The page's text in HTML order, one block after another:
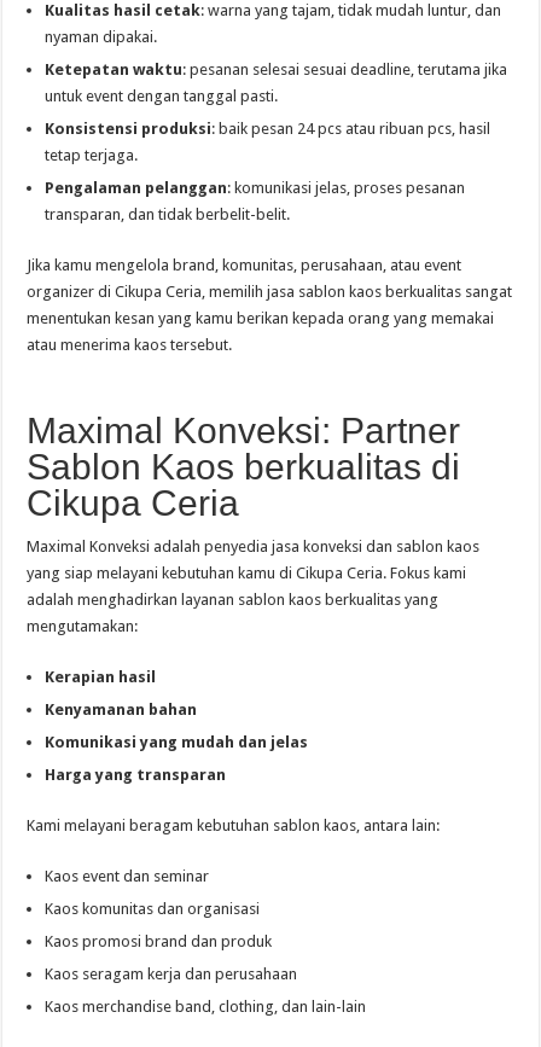
Kualitas hasil cetak: warna yang tajam, tidak mudah luntur, dan
nyaman dipakai.
Ketepatan waktu: pesanan selesai sesuai deadline, terutama jika
untuk event dengan tanggal pasti.
Konsistensi produksi: baik pesan 24 pcs atau ribuan pcs, hasil
tetap terjaga.
Pengalaman pelanggan: komunikasi jelas, proses pesanan
transparan, dan tidak berbelit-belit.
Jika kamu mengelola brand, komunitas, perusahaan, atau event
organizer di Cikupa Ceria, memilih jasa sablon kaos berkualitas sangat
menentukan kesan yang kamu berikan kepada orang yang memakai
atau menerima kaos tersebut.
Maximal Konveksi: Partner
Sablon Kaos berkualitas di
Cikupa Ceria
Maximal Konveksi adalah penyedia jasa konveksi dan sablon kaos
yang siap melayani kebutuhan kamu di Cikupa Ceria. Fokus kami
adalah menghadirkan layanan sablon kaos berkualitas yang
mengutamakan:
Kerapian hasil
Kenyamanan bahan
Komunikasi yang mudah dan jelas
Harga yang transparan
Kami melayani beragam kebutuhan sablon kaos, antara lain:
Kaos event dan seminar
Kaos komunitas dan organisasi
Kaos promosi brand dan produk
Kaos seragam kerja dan perusahaan
Kaos merchandise band, clothing, dan lain-lain